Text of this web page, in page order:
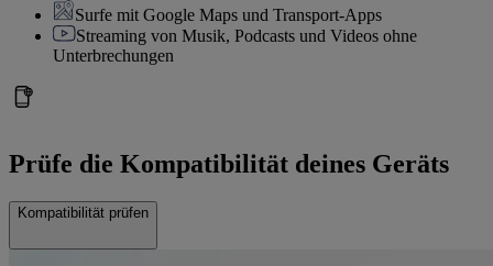
Surfe mit Google Maps und Transport-Apps
Streaming von Musik, Podcasts und Videos ohne
Unterbrechungen
Prüfe die Kompatibilität deines Geräts
Kompatibilität prüfen